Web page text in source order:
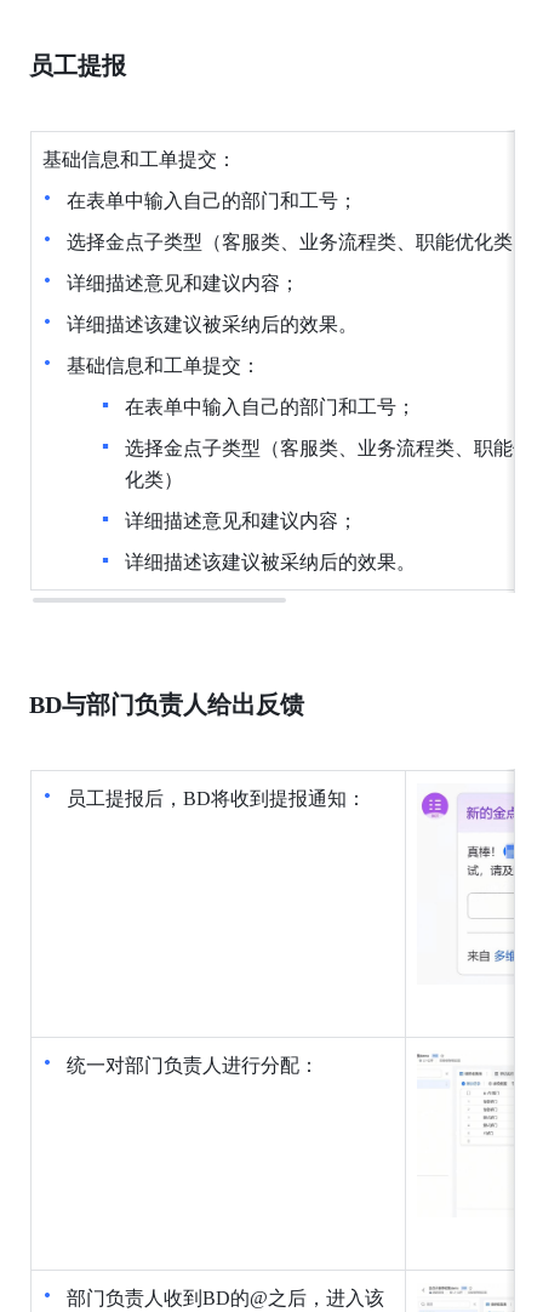
员工提报
基础信息和工单提交：
在表单中输入自己的部门和工号；
选择金点子类型（客服类、业务流程类、职能优化类）
详细描述意见和建议内容；
详细描述该建议被采纳后的效果。
基础信息和工单提交：
在表单中输入自己的部门和工号；
选择金点子类型（客服类、业务流程类、职能优
化类）
详细描述意见和建议内容；
详细描述该建议被采纳后的效果。
BD与部门负责人给出反馈
员工提报后，BD将收到提报通知：
统一对部门负责人进行分配：
部门负责人收到BD的@之后，进入该